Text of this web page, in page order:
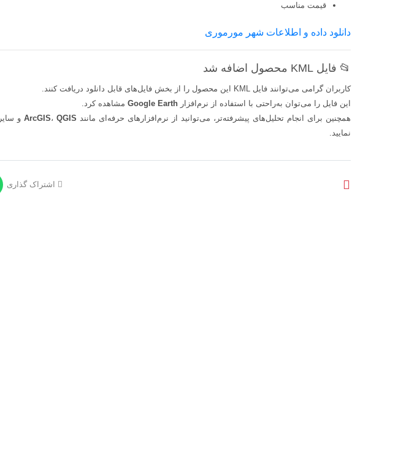
قیمت مناسب
دانلود داده و اطلاعات شهر مورموری
📂 فایل KML محصول اضافه شد
کاربران گرامی می‌توانند فایل KML این محصول را از بخش فایل‌های قابل دانلود دریافت کنند.
این فایل را می‌توان به‌راحتی با استفاده از نرم‌افزار Google Earth مشاهده کرد.
همچنین برای انجام تحلیل‌های پیشرفته‌تر، می‌توانید از نرم‌افزارهای حرفه‌ای مانند
ArcGIS، QGIS
نمایید.
اشتراک گذاری